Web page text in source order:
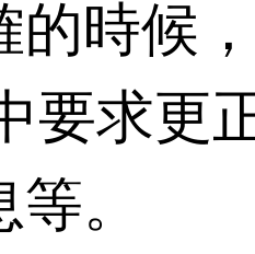
的時候
要求更
。